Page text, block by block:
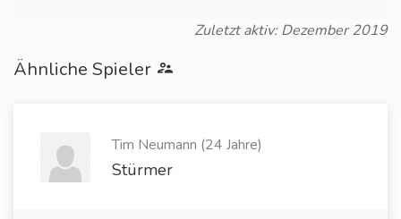
Zuletzt aktiv: Dezember 2019
Ähnliche Spieler
Tim Neumann (24 Jahre)
Stürmer